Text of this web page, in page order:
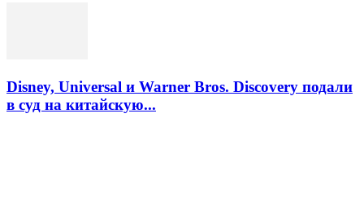
Disney, Universal и Warner Bros. Discovery подали
в суд на китайскую...